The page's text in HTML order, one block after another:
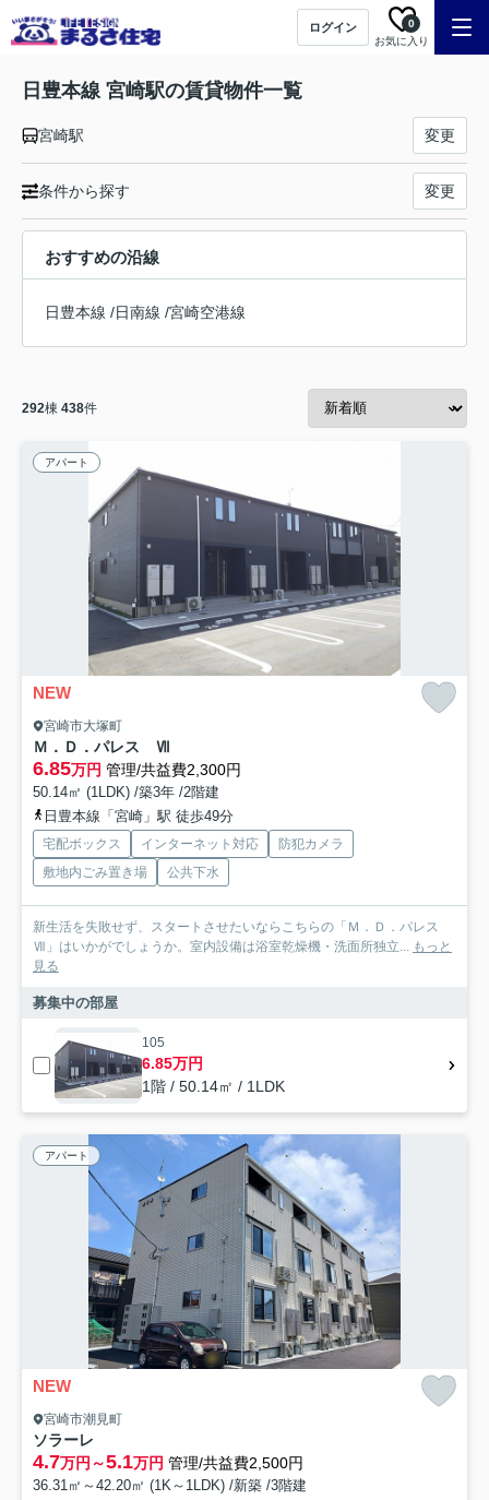
ログイン
お気に入り
0
日豊本線 宮崎駅の賃貸物件一覧
宮崎駅 変更
条件から探す 変更
おすすめの沿線
日豊本線 /日南線 /宮崎空港線
292棟 438件
アパート
NEW
宮崎市大塚町
Ｍ．Ｄ．パレス Ⅶ
6.85万円 管理/共益費2,300円
50.14㎡ (1LDK) /築3年 /2階建
日豊本線「宮崎」駅 徒歩49分
宅配ボックス インターネット対応
防犯カメラ
敷地内ごみ置き場
公共下水
新生活を失敗せず、スタートさせたいならこちらの「Ｍ．Ｄ．パレス
Ⅶ」はいかがでしょうか。室内設備は浴室乾燥機・洗面所独立... もっと
見る
募集中の部屋
105
6.85万円
1階 / 50.14㎡ / 1LDK
アパート
NEW
宮崎市潮見町
ソラーレ
4.7万円～5.1万円 管理/共益費2,500円
36.31㎡～42.20㎡ (1K～1LDK) /新築 /3階建